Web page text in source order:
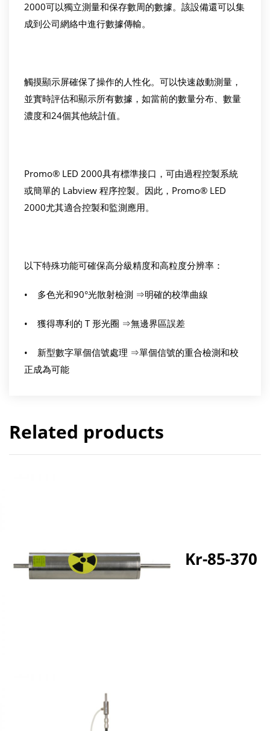
2000可以獨立測量和保存數周的數據。該設備還可以集
成到公司網絡中進行數據傳輸。
觸摸顯示屏確保了操作的人性化。可以快速啟動測量，
並實時評估和顯示所有數據，如當前的數量分布、數量
濃度和24個其他統計值。
Promo® LED 2000具有標準接口，可由過程控製系統
或簡單的 Labview 程序控製。因此，Promo® LED
2000尤其適合控製和監測應用。
以下特殊功能可確保高分級精度和高粒度分辨率：
• 多色光和90°光散射檢測 ⇒明確的校準曲線
• 獲得專利的 T 形光圈 ⇒無邊界區誤差
• 新型數字單個信號處理 ⇒單個信號的重合檢測和校
正成為可能
Related products
Kr-85-370